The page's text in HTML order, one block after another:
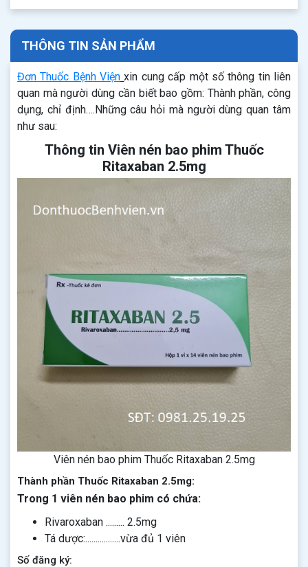
THÔNG TIN SẢN PHẨM
Đơn Thuốc Bệnh Viện xin cung cấp một số thông tin liên
quan mà người dùng cần biết bao gồm: Thành phần, công
dụng, chỉ định….Những câu hỏi mà người dùng quan tâm
như sau:
Thông tin Viên nén bao phim Thuốc
Ritaxaban 2.5mg
Viên nén bao phim Thuốc Ritaxaban 2.5mg
Thành phần Thuốc Ritaxaban 2.5mg:
Trong 1 viên nén bao phim có chứa:
Rivaroxaban ......... 2.5mg
Tá dược:.................vừa đủ 1 viên
Số đăng ký: